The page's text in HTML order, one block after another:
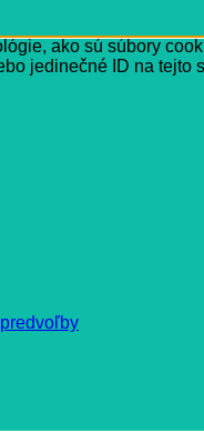
ako sú súbory
jedinečné ID na